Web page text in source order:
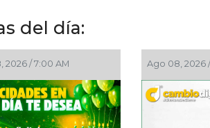
del día:
Ago 08, 2026 / 5:30 AM